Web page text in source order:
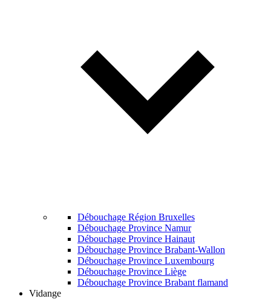
Débouchage Région Bruxelles
Débouchage Province Namur
Débouchage Province Hainaut
Débouchage Province Brabant-Wallon
Débouchage Province Luxembourg
Débouchage Province Liège
Débouchage Province Brabant flamand
Vidange